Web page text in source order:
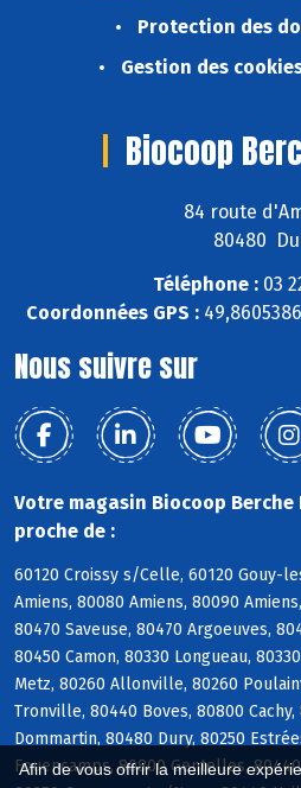
Afin de vous offrir la meilleure
Protection des
Gestion des
Biocoop
84 route
80480
Téléphone : 03
Coordonnées GPS :
Nous suivre sur
Votre magasin Biocoop Berche
proche de :
60120 Croissy s/Celle, 60120 Gouy-
Amiens, 80080 Amiens, 80090
80470 Saveuse, 80470 Argoeuves,
80450 Camon, 80330 Longueau,
Metz, 80260 Allonville, 80260
Tronville, 80440 Boves, 80800
Dommartin, 80480 Dury, 80250
Fouencamps, 80800 Gentelles,